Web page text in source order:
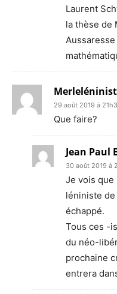
Laurent
la thèse de
Aussaresse
29 août 2019 à
Que faire?
Jean Paul
30 août 2019 à
Je vois que
léniniste de
échappé.
Tous ces -
du néo-
prochaine
entrera